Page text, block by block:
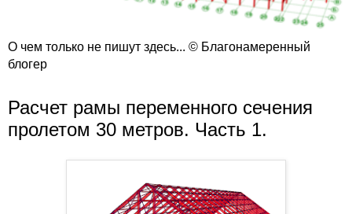
О чем только не пишут здесь... © Благонамеренный
блогер
Расчет рамы переменного сечения
пролетом 30 метров. Часть 1.